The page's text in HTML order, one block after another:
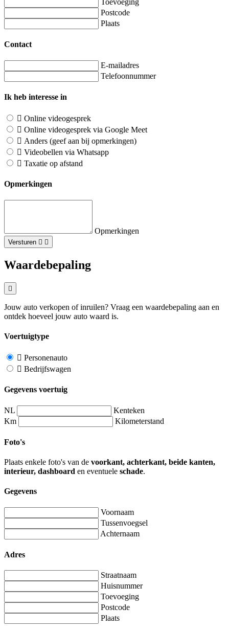
Toevoeging
Postcode
Plaats
Contact
E-mailadres
Telefoonnummer
Ik heb interesse in
Online videogesprek
Online videogesprek via Google Meet
Anders (geef aan bij opmerkingen)
Videobellen via Whatsapp
Taxatie op afstand
Opmerkingen
Opmerkingen
Versturen
Waardebepaling
Jouw auto verkopen of inruilen? Vraag een waardebepaling aan en
ontdek hoeveel jouw auto waard is.
Voertuigtype
Personenauto
Bedrijfswagen
Gegevens voertuig
NL
Kenteken
Km
Kilometerstand
Foto's
Plaats enkele foto's van de voorkant, achterkant, beide kanten,
interieur, dashboard en eventuele schade.
Gegevens
Voornaam
Tussenvoegsel
Achternaam
Adres
Straatnaam
Huisnummer
Toevoeging
Postcode
Plaats